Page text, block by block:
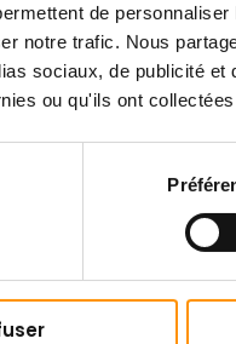
de
notre trafic. Nous
sociaux, de publicité
ou qu'ils ont